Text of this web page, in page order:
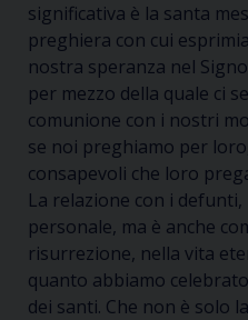
significativa è la santa
preghiera con cui
nostra speranza nel
per mezzo della quale ci
comunione con i nostri
se noi preghiamo per
consapevoli che loro
La relazione con i
personale, ma è anche
risurrezione, nella vita
quanto abbiamo
dei santi. Che non è solo